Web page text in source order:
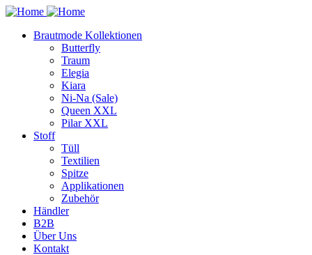
Brautmode Kollektionen
Butterfly
Traum
Elegia
Kiara
Ni-Na (Sale)
Queen XXL
Pilar XXL
Stoff
Tüll
Textilien
Spitze
Applikationen
Zubehör
Händler
B2B
Über Uns
Kontakt